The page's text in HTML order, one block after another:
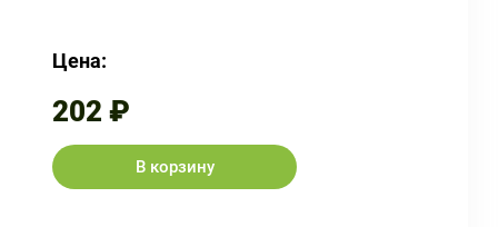
Цена:
202 ₽
В корзину